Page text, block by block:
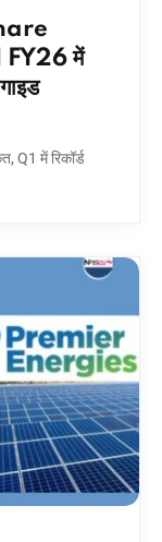
FY26 में
Q1 में रिकॉर्ड